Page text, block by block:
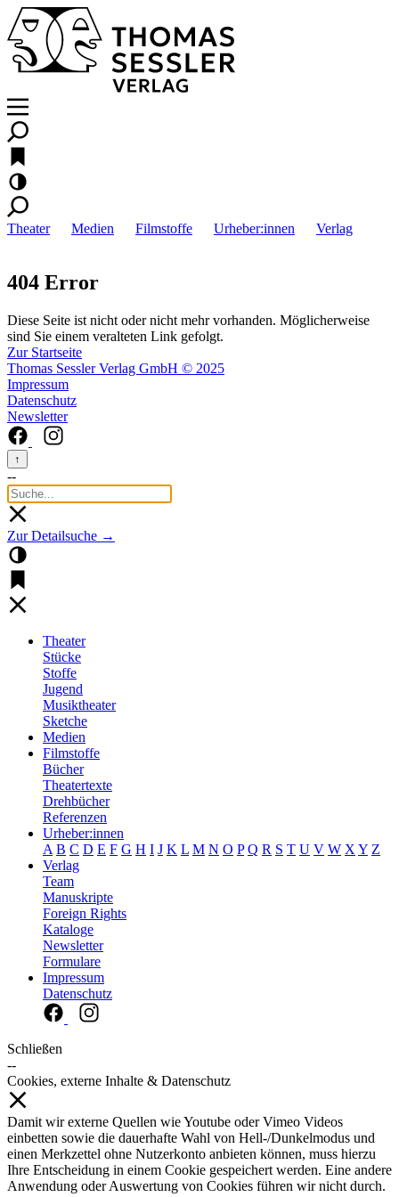
Theater Medien Filmstoffe Urheber:innen Verlag
404 Error
Diese Seite ist nicht oder nicht mehr vorhanden. Möglicherweise
sind Sie einem veralteten Link gefolgt.
Zur Startseite
Thomas Sessler Verlag GmbH © 2025
Impressum
Datenschutz
Newsletter
↑
--
Zur Detailsuche →
Theater
Stücke
Stoffe
Jugend
Musiktheater
Sketche
Medien
Filmstoffe
Bücher
Theatertexte
Drehbücher
Referenzen
Urheber:innen
A B C D E F G H I J K L M N O P Q R S T U V W X Y Z
Verlag
Team
Manuskripte
Foreign Rights
Kataloge
Newsletter
Formulare
Impressum
Datenschutz
Schließen
--
Cookies, externe Inhalte & Datenschutz
Damit wir externe Quellen wie Youtube oder Vimeo Videos
einbetten sowie die dauerhafte Wahl von Hell-/Dunkelmodus und
einen Merkzettel ohne Nutzerkonto anbieten können, muss hierzu
Ihre Entscheidung in einem Cookie gespeichert werden. Eine andere
Anwendung oder Auswertung von Cookies führen wir nicht durch.